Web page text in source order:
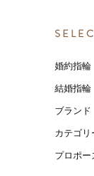
婚約指輪
結婚指輪
ブランド
カテゴリ
プロポ